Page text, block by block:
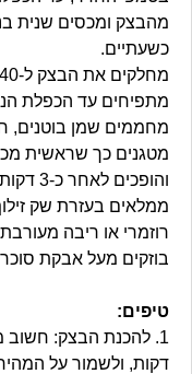
מהבצק ומכסים שנית
כשעתיים.
מתפיחים עד הכפלת
מחממים שמן בוטנים,
מטגנים כך שראשית
והופכים לאחר כ-3 דקות למשך 3 דקות נוספות.
ממלאים בעזרת שק
רוזמרי או ריבה
בוזקים מעל אבקת סוכר
טיפים:
דקות, ולשמור על